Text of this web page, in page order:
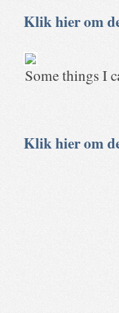
Klik hier om
Some things I
Klik hier om